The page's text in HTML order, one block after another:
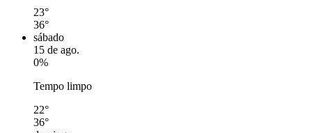
23°
36°
sábado
15 de ago.
0%
Tempo limpo
22°
36°